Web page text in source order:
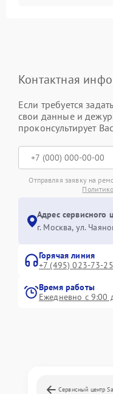
Контактная
Если требуется
свои данные и
проконсультирует
Отправляя заявку на
Адрес сервисного
г. Москва, ул.
Горячая линия
+7 (495) 023-73-25
Время работы
Ежедневно с 9:00
Сервисный центр